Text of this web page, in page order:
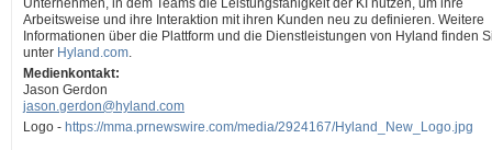
Unternehmen, in dem Teams die Leistungsfähigkeit der KI nutzen, um ihre
Arbeitsweise und ihre Interaktion mit ihren Kunden neu zu definieren. Weitere
Informationen über die Plattform und die Dienstleistungen von Hyland finden
unter Hyland.com.
Medienkontakt:
Jason Gerdon
jason.gerdon@hyland.com
Logo - https://mma.prnewswire.com/media/2924167/Hyland_New_Logo.jpg